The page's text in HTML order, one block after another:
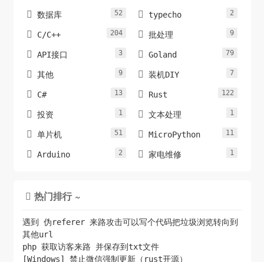
 数据库 52  typecho 2
 C/C++ 204  批处理 9
 API接口 3  Goland 79
 其他 9  装机DIY 7
 C# 13  Rust 122
 投资 1  文本处理 1
 单片机 51  MicroPython 11
 Arduino 2  家电维修 1
 热门排行 ~
遇到 伪referer 来路攻击可以写个代码把垃圾浏览转向到
其他url
php 获取访客来路 并保存到txt文件
[Windows] 禁止微信强制更新（rust开源）